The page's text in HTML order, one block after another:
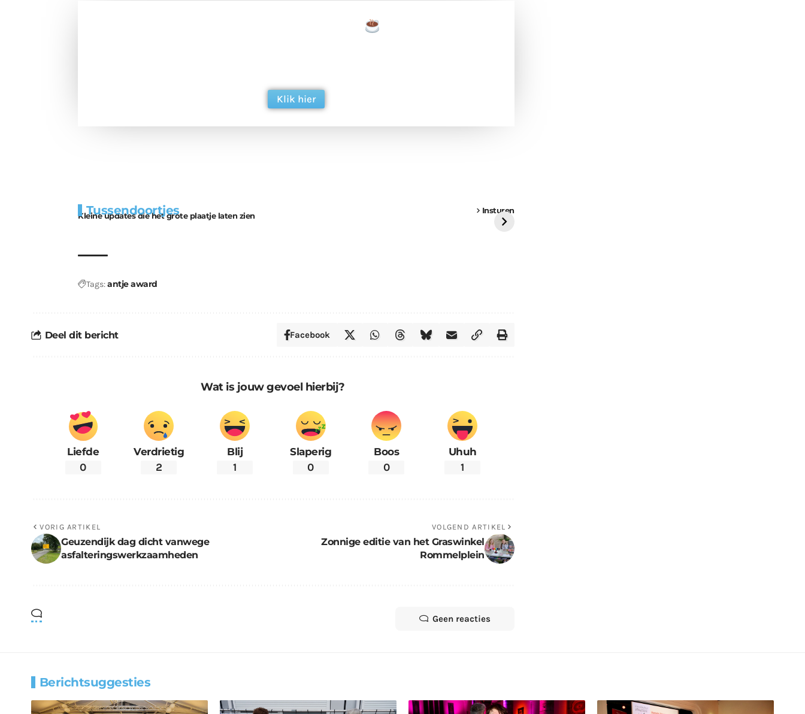
Klik hier
Tussendoortjes Insturen
Kleine updates die het grote plaatje laten zien
bouwmateriaal voor
kabouters
uitdaging
Tags:antje award
Deel dit bericht Facebook
Wat is jouw gevoel hierbij?
Liefde
0
Verdrietig
2
Blij
1
Slaperig
0
Boos
0
Uhuh
1
VORIG ARTIKEL
Geuzendijk dag dicht vanwege
asfalteringswerkzaamheden
VOLGEND ARTIKEL
Zonnige editie van het Graswinkel
Rommelplein
Geen reacties
Berichtsuggesties